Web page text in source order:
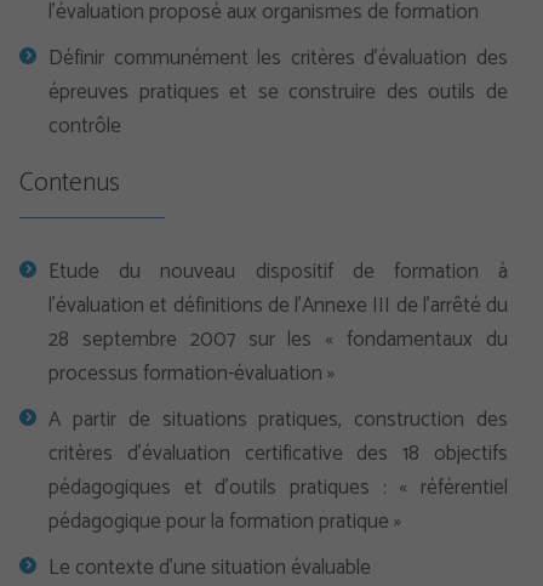
l’évaluation proposé aux organismes de formation
Définir communément les critères d’évaluation des
épreuves pratiques et se construire des outils de
contrôle
Contenus
Etude du nouveau dispositif de formation à
l’évaluation et définitions de l’Annexe III de l’arrêté du
28 septembre 2007 sur les « fondamentaux du
processus formation-évaluation »
A partir de situations pratiques, construction des
critères d’évaluation certificative des 18 objectifs
pédagogiques et d’outils pratiques : « référentiel
pédagogique pour la formation pratique »
Le contexte d’une situation évaluable